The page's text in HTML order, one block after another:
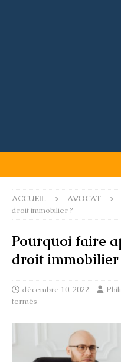
ACCUEIL AVOCAT
droit immobilier ?
Pourquoi faire
droit immobilier
décembre 10, 2022
fermés